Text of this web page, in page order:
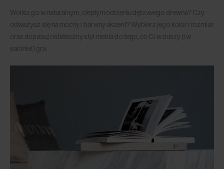
Wolisz go w naturalnym, ciepłym odcieniu dębowego drewna? Czy
odważysz się na mocny i barwny akcent? Wybierz jego kolor i rozmiar
oraz dopasuj ostateczny styl mebla do tego, co Ci w duszy (i w
salonie!) gra.